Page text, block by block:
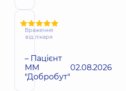
Враження
від лікаря
– Пацієнт
ММ
"Добробут"
02.08.2026